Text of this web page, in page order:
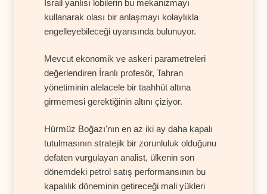
İsrail yanlısı lobilerin bu mekanizmayı
kullanarak olası bir anlaşmayı kolaylıkla
engelleyebileceği uyarısında bulunuyor.
Mevcut ekonomik ve askeri parametreleri
değerlendiren İranlı profesör, Tahran
yönetiminin alelacele bir taahhüt altına
girmemesi gerektiğinin altını çiziyor.
Hürmüz Boğazı'nın en az iki ay daha kapalı
tutulmasının stratejik bir zorunluluk olduğunu
defaten vurgulayan analist, ülkenin son
dönemdeki petrol satış performansının bu
kapalılık döneminin getireceği mali yükleri